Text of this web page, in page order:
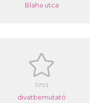
Blaha utca
TÍPUS
divatbemutató